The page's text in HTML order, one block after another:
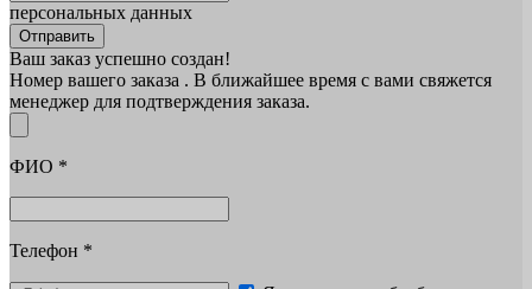
персональных данных
Отправить
Ваш заказ успешно создан!
Номер вашего заказа . В ближайшее время с вами свяжется
менеджер для подтверждения заказа.
ФИО *
Телефон *